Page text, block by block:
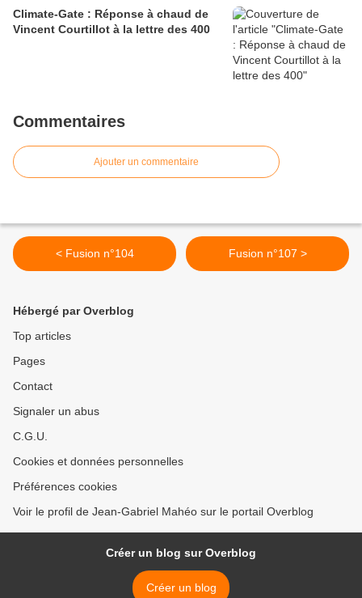
Climate-Gate : Réponse à chaud de
Vincent Courtillot à la lettre des 400
Commentaires
Ajouter un commentaire
< Fusion n°104 Fusion n°107 >
Hébergé par Overblog
Top articles
Pages
Contact
Signaler un abus
C.G.U.
Cookies et données personnelles
Préférences cookies
Voir le profil de Jean-Gabriel Mahéo sur le portail Overblog
Créer un blog sur Overblog
Créer un blog